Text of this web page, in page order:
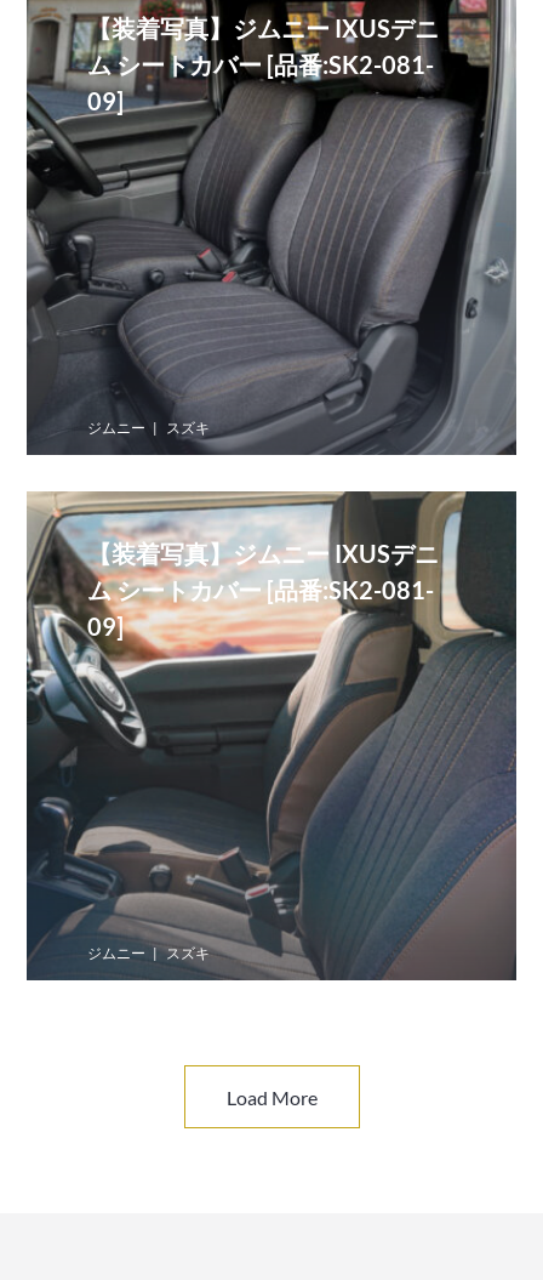
【装着写真】ジムニー IXUSデニ
ム シートカバー [品番:SK2-081-
09]
ジムニー スズキ
【装着写真】ジムニー IXUSデニ
ム シートカバー [品番:SK2-081-
09]
ジムニー スズキ
Load More